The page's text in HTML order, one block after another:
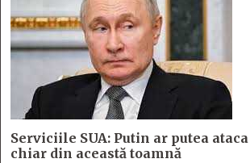
Serviciile SUA: Putin ar putea ataca
chiar din această toamnă